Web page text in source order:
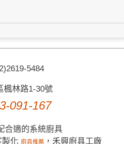
5484
楓林路1-30號
091-167
合適的系統廚具
製化 廚具推薦 ，禾興廚具工廠